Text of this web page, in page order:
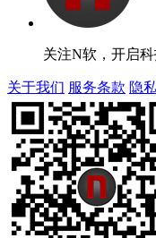
关注N软，开启
关于我们 服务条款 隐